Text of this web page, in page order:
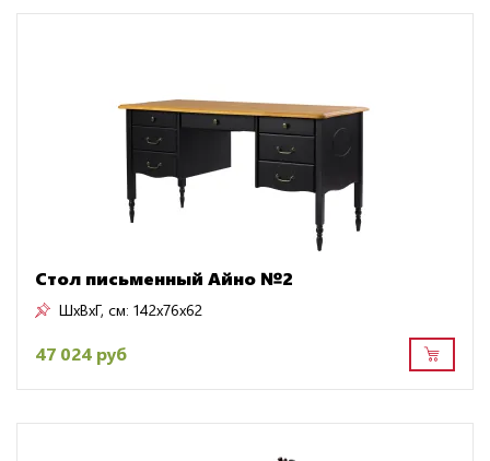
Стол письменный Айно №2
ШxВxГ, см: 142x76x62
47 024 руб